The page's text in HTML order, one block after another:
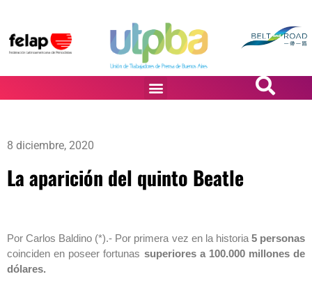
8 diciembre, 2020
La aparición del quinto Beatle
Por Carlos Baldino (*).- Por primera vez en la historia 5 personas
coinciden en poseer fortunas superiores a 100.000 millones de
dólares.